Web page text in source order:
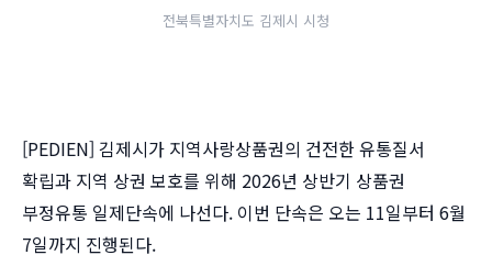
전북특별자치도 김제시 시청
[PEDIEN] 김제시가 지역사랑상품권의 건전한 유통질서
확립과 지역 상권 보호를 위해 2026년 상반기 상품권
부정유통 일제단속에 나선다. 이번 단속은 오는 11일부터 6월
7일까지 진행된다.